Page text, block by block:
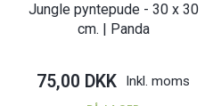
Jungle pyntepude - 30 x 30
cm. | Panda
75,00 DKK Inkl. moms